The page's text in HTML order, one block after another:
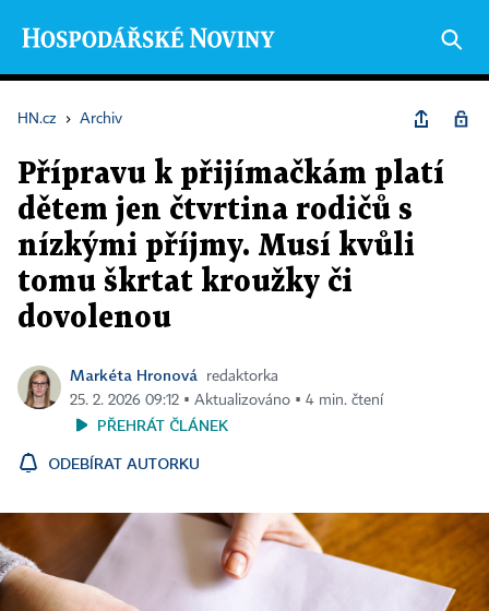
HN.cz › Archiv
Přípravu k přijímačkám platí
dětem jen čtvrtina rodičů s
nízkými příjmy. Musí kvůli
tomu škrtat kroužky či
dovolenou
Markéta Hronová
redaktorka
25. 2. 2026 09:12 ▪ Aktualizováno ▪ 4 min. čtení
PŘEHRÁT ČLÁNEK
ODEBÍRAT AUTORKU